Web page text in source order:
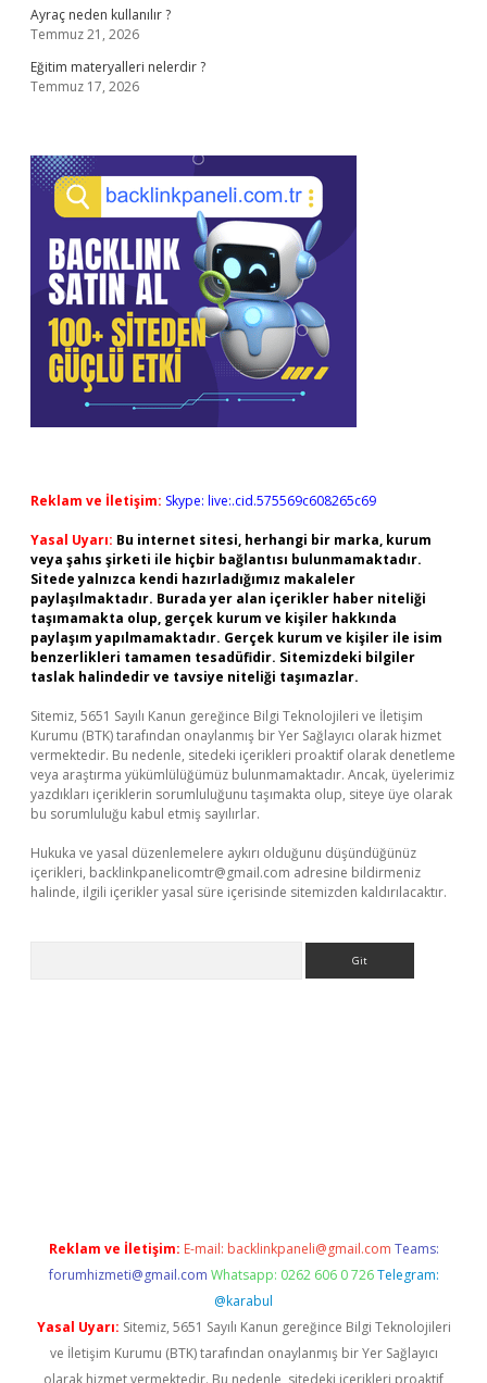
Ayraç neden kullanılır ?
Temmuz 21, 2026
Eğitim materyalleri nelerdir ?
Temmuz 17, 2026
Reklam ve İletişim: Skype: live:.cid.575569c608265c69
Yasal Uyarı: Bu internet sitesi, herhangi bir marka, kurum
veya şahıs şirketi ile hiçbir bağlantısı bulunmamaktadır.
Sitede yalnızca kendi hazırladığımız makaleler
paylaşılmaktadır. Burada yer alan içerikler haber niteliği
taşımamakta olup, gerçek kurum ve kişiler hakkında
paylaşım yapılmamaktadır. Gerçek kurum ve kişiler ile isim
benzerlikleri tamamen tesadüfidir. Sitemizdeki bilgiler
taslak halindedir ve tavsiye niteliği taşımazlar.
Sitemiz, 5651 Sayılı Kanun gereğince Bilgi Teknolojileri ve İletişim
Kurumu (BTK) tarafından onaylanmış bir Yer Sağlayıcı olarak hizmet
vermektedir. Bu nedenle, sitedeki içerikleri proaktif olarak denetleme
veya araştırma yükümlülüğümüz bulunmamaktadır. Ancak, üyelerimiz
yazdıkları içeriklerin sorumluluğunu taşımakta olup, siteye üye olarak
bu sorumluluğu kabul etmiş sayılırlar.
Hukuka ve yasal düzenlemelere aykırı olduğunu düşündüğünüz
içerikleri, backlinkpanelicomtr@gmail.com adresine bildirmeniz
halinde, ilgili içerikler yasal süre içerisinde sitemizden kaldırılacaktır.
Reklam ve İletişim: E-mail: backlinkpaneli@gmail.com Teams:
forumhizmeti@gmail.com Whatsapp: 0262 606 0 726 Telegram:
@karabul
Yasal Uyarı: Sitemiz, 5651 Sayılı Kanun gereğince Bilgi Teknolojileri
ve İletişim Kurumu (BTK) tarafından onaylanmış bir Yer Sağlayıcı
olarak hizmet vermektedir. Bu nedenle, sitedeki içerikleri proaktif